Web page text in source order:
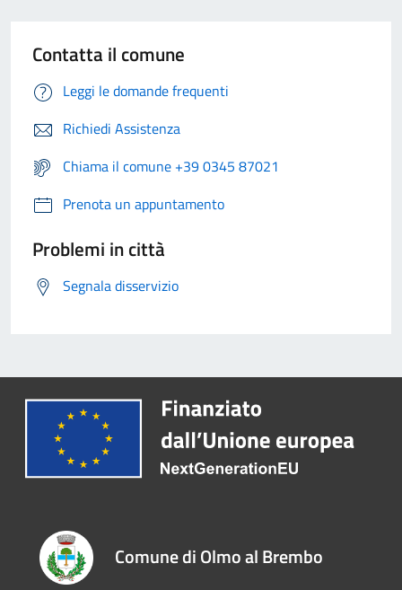
Contatta il comune
Leggi le domande frequenti
Richiedi Assistenza
Chiama il comune +39 0345 87021
Prenota un appuntamento
Problemi in città
Segnala disservizio
Comune di Olmo al Brembo